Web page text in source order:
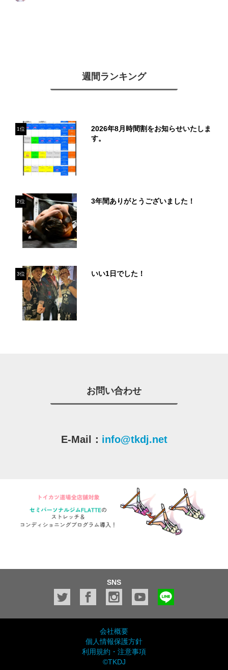
週間ランキング
1位
2026年8月時間割をお知らせいたしま
す。
2位 3年間ありがとうございました！
3位 いい1日でした！
お問い合わせ
E-Mail： info@tkdj.net
SNS
会社概要
個人情報保護方針
利用規約・注意事項
©TKDJ